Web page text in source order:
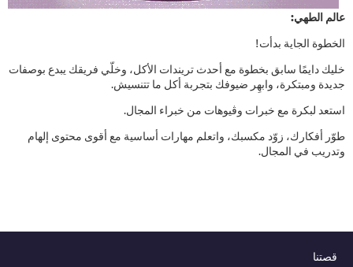
عالم الطهي:
الخطوة الجاية بدأت!
خليك دايمًا سابق بخطوة مع أحدث تريندات الأكل، وخلّي فريقك يبدع بوصفات
جديدة ومبتكرة، وابهِر ضيوفك بتجربة أكل ما تتنسيش.
استعد لبكرة مع خبرات وڤيوهات من خبراء المجال.
طوّر أفكارك، زوّد مكسبك، واتعلم مهارات أساسية مع أقوى محتوى إلهام
وتدريب في المجال.
قصتنا